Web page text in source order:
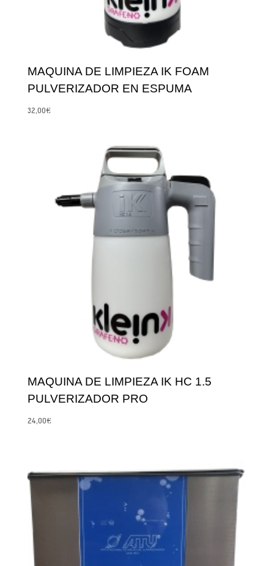
MAQUINA DE LIMPIEZA IK FOAM
PULVERIZADOR EN ESPUMA
32,00€
MAQUINA DE LIMPIEZA IK HC 1.5
PULVERIZADOR PRO
24,00€